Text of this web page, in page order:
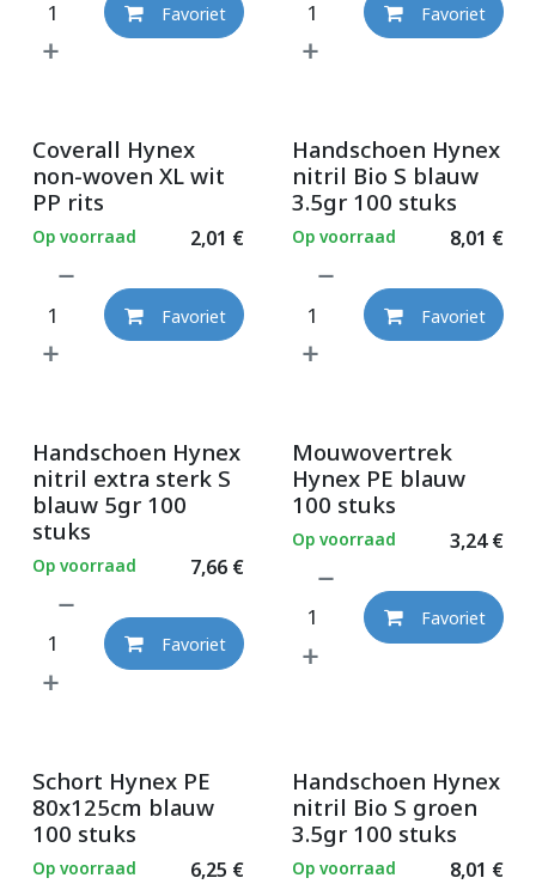
Favoriet Favoriet
Coverall Hynex
non-woven XL wit
PP rits
2,01 €
Op voorraad
Favoriet
Handschoen Hynex
nitril Bio S blauw
3.5gr 100 stuks
8,01 €
Op voorraad
Favoriet
Handschoen Hynex
nitril extra sterk S
blauw 5gr 100
stuks
7,66€
Op voorraad
Favoriet
Mouwovertrek
Hynex PE blauw
100 stuks
3,24€
Op voorraad
Favoriet
Schort Hynex PE
80x125cm blauw
100 stuks
6,25 €
Op voorraad
Handschoen Hynex
nitril Bio S groen
3.5gr 100 stuks
8,01 €
Op voorraad